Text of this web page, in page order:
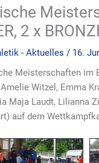
2 x
- Aktuelles / 16.
Meisterschaften im
Witzel, Emma
Maja Laudt, Lilianna
auf dem